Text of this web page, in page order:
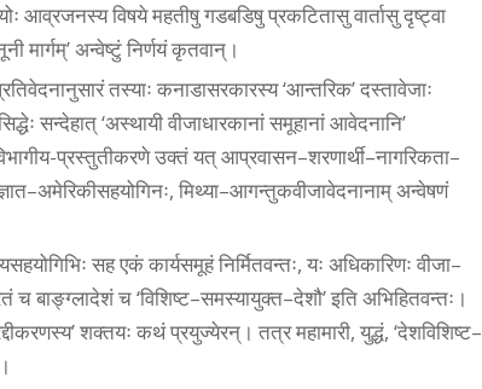
आव्रजनस्य विषये महतीषु गडबडिषु प्रकटितासु वार्तासु दृष्ट्वा
मार्गम्’ अन्वेष्टुं निर्णयं कृतवान्‌।
तस्याः कनाडासरकारस्य ‘आन्तरिक’ दस्तावेजाः
सन्देहात्‌ ‘अस्थायी वीजाधारकानां समूहानां आवेदनानि’
प्रस्तुतीकरणे उक्तं यत्‌ आप्रवासन–शरणार्थी–नागरिकता–
मिथ्या–आगन्तुकवीजावेदनानाम्‌ अन्वेषणं
सह एकं कार्यसमूहं निर्मितवन्तः, यः अधिकारिणः वीजा–
बाङ्ग्लादेशं च ‘विशिष्ट–समस्यायुक्त–देशौ’ इति अभिहितवन्तः।
शक्तयः कथं प्रयुज्येरन्‌। तत्र महामारी, युद्धं, ‘देशविशिष्ट–